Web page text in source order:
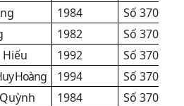
1984 Số370
1982 Số370
1992 Số370
Hoàng 1994 Số370
1984 Số370